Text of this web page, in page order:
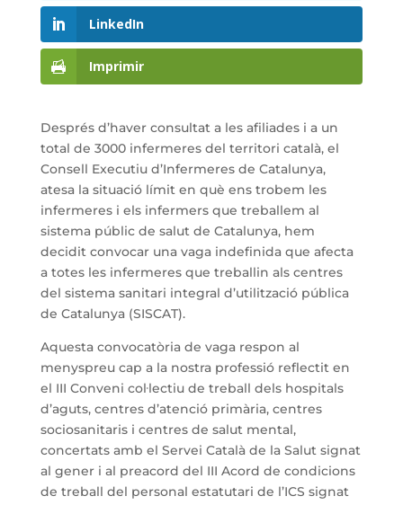
LinkedIn
Imprimir
Després d’haver consultat a les afiliades i a un
total de 3000 infermeres del territori català, el
Consell Executiu d’Infermeres de Catalunya,
atesa la situació límit en què ens trobem les
infermeres i els infermers que treballem al
sistema públic de salut de Catalunya, hem
decidit convocar una vaga indefinida que afecta
a totes les infermeres que treballin als centres
del sistema sanitari integral d’utilització pública
de Catalunya (SISCAT).
Aquesta convocatòria de vaga respon al
menyspreu cap a la nostra professió reflectit en
el III Conveni col·lectiu de treball dels hospitals
d’aguts, centres d’atenció primària, centres
sociosanitaris i centres de salut mental,
concertats amb el Servei Català de la Salut signat
al gener i al preacord del III Acord de condicions
de treball del personal estatutari de l’ICS signat